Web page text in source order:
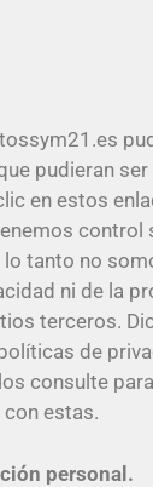
pudieran ser
en estos
control
tanto no
ni de la
terceros.
de
consulte
estas.
personal.